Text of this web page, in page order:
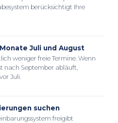
berücksichtigt Ihre
Juli und August
weniger freie Termine. Wenn
nach September abläuft,
Juli.
suchen
freigibt